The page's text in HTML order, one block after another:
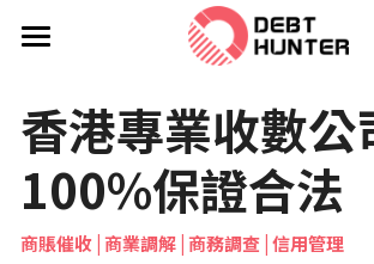
壞賬計算器
最新分享Blog
服務
100%保證合法
商賬催收 | 商業調解 | 商務調查 | 信用管理
部落格分類
所有博客分類